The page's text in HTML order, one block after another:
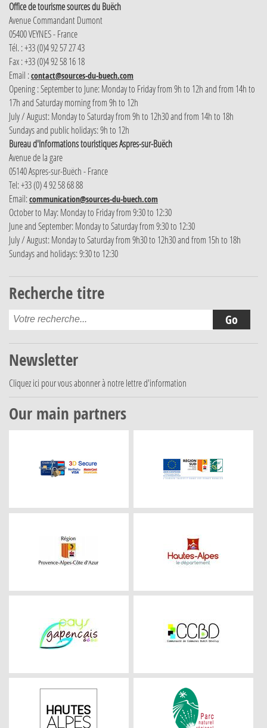
Office de tourisme sources du Buëch
Avenue Commandant Dumont
05400 VEYNES - France
Tél. : +33 (0)4 92 57 27 43
Fax : +33 (0)4 92 58 16 18
Email :contact@sources-du-buech.com
Opening : September to June: Monday to Friday from 9h to 12h and from 14h to
17h and Saturday morning from 9h to 12h
July / August: Monday to Saturday from 9h to 12h30 and from 14h to 18h
Sundays and public holidays: 9h to 12h
Bureau d'Informations touristiques Aspres-sur-Buëch
Avenue de la gare
05140 Aspres-sur-Buëch - France
Tel: +33 (0) 4 92 58 68 88
Email:communication@sources-du-buech.com
October to May: Monday to Friday from 9:30 to 12:30
June and September: Monday to Saturday from 9:30 to 12:30
July / August: Monday to Saturday from 9h30 to 12h30 and from 15h to 18h
Sundays and holidays: 9:30 to 12:30
Recherche titre
Newsletter
Cliquez ici pour vous abonner à notre lettre d'information
Our main partners